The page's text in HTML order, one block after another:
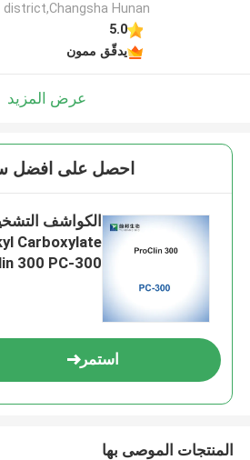
district,Changsha Hunan ,الصين
5.0
يدقّق ممون
عرض المزيد
احصل على افضل
الكواشف
Carboxylate
300 PC-300
استمر
المنتجات الموصى بها